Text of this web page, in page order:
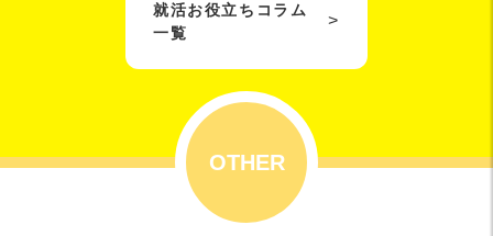
就活お役立ちコラム
一覧
OTHER